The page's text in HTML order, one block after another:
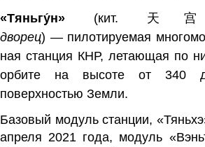
«Тяньгу́н»
(кит. 天
дворец) — пилотируемая
ная станция КНР, летающая по
орбите
на высоте от 340
поверхностью Земли.
Базовый модуль станции, «Тяньхэ
апреля 2021 года, модуль «